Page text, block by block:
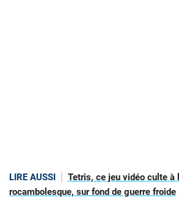
LIRE AUSSI
Tetris, ce jeu vidéo culte à
rocambolesque, sur fond de guerre froide